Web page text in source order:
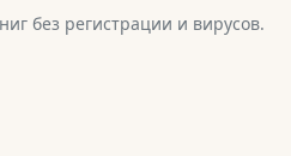
без регистрации и вирусов.